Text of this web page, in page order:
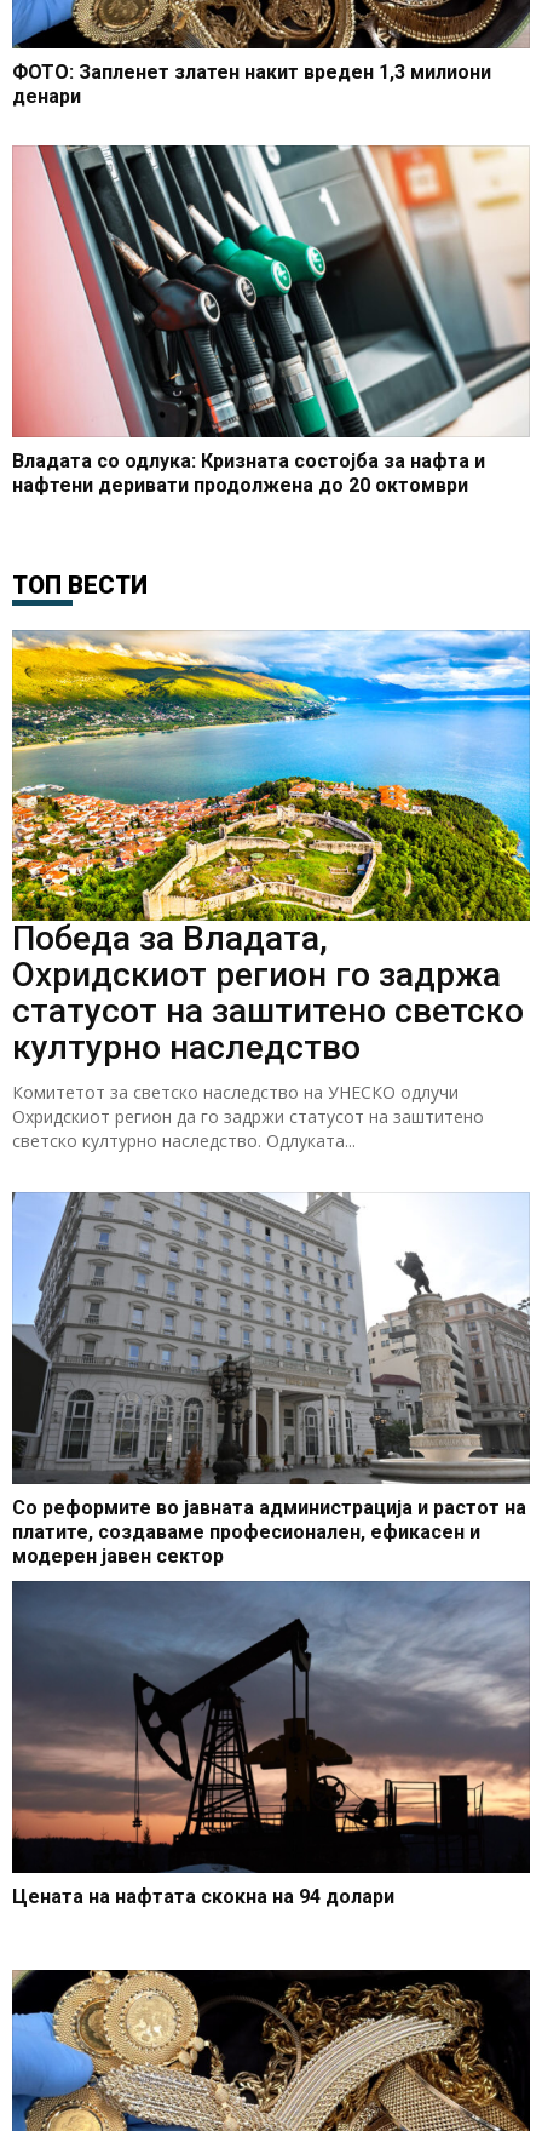
ФОТО: Запленет златен накит вреден 1,3 милиони
денари
Владата со одлука: Кризната состојба за нафта и
нафтени деривати продолжена до 20 октомври
ТОП ВЕСТИ
Победа за Владата,
Охридскиот регион го задржа
статусот на заштитено светско
културно наследство
Комитетот за светско наследство на УНЕСКО одлучи
Охридскиот регион да го задржи статусот на заштитено
светско културно наследство. Одлуката...
Со реформите во јавната администрација и растот на
платите, создаваме професионален, ефикасен и
модерен јавен сектор
Цената на нафтата скокна на 94 долари